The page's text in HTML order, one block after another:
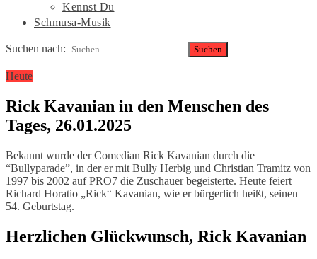
Kennst Du
Schmusa-Musik
Suchen nach:
Heute
Rick Kavanian in den Menschen des
Tages, 26.01.2025
Bekannt wurde der Comedian Rick Kavanian durch die
“Bullyparade”, in der er mit Bully Herbig und Christian Tramitz von
1997 bis 2002 auf PRO7 die Zuschauer begeisterte. Heute feiert
Richard Horatio „Rick“ Kavanian, wie er bürgerlich heißt, seinen
54. Geburtstag.
Herzlichen Glückwunsch, Rick Kavanian